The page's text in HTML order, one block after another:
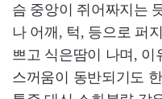
슴 중앙이 쥐어짜지는
나 어깨, 턱, 등으로 퍼
쁘고 식은땀이 나며,
스꺼움이 동반되기도